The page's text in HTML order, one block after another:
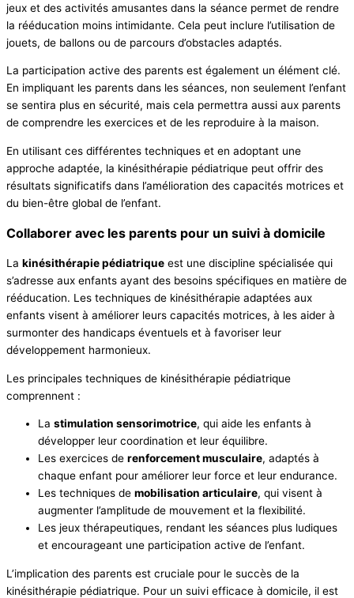
jeux et des activités amusantes dans la séance permet de rendre
la rééducation moins intimidante. Cela peut inclure l’utilisation de
jouets, de ballons ou de parcours d’obstacles adaptés.
La participation active des parents est également un élément clé.
En impliquant les parents dans les séances, non seulement l’enfant
se sentira plus en sécurité, mais cela permettra aussi aux parents
de comprendre les exercices et de les reproduire à la maison.
En utilisant ces différentes techniques et en adoptant une
approche adaptée, la kinésithérapie pédiatrique peut offrir des
résultats significatifs dans l’amélioration des capacités motrices et
du bien-être global de l’enfant.
Collaborer avec les parents pour un suivi à domicile
La kinésithérapie pédiatrique est une discipline spécialisée qui
s’adresse aux enfants ayant des besoins spécifiques en matière de
rééducation. Les techniques de kinésithérapie adaptées aux
enfants visent à améliorer leurs capacités motrices, à les aider à
surmonter des handicaps éventuels et à favoriser leur
développement harmonieux.
Les principales techniques de kinésithérapie pédiatrique
comprennent :
La stimulation sensorimotrice, qui aide les enfants à
développer leur coordination et leur équilibre.
Les exercices de renforcement musculaire, adaptés à
chaque enfant pour améliorer leur force et leur endurance.
Les techniques de mobilisation articulaire, qui visent à
augmenter l’amplitude de mouvement et la flexibilité.
Les jeux thérapeutiques, rendant les séances plus ludiques
et encourageant une participation active de l’enfant.
L’implication des parents est cruciale pour le succès de la
kinésithérapie pédiatrique. Pour un suivi efficace à domicile, il est